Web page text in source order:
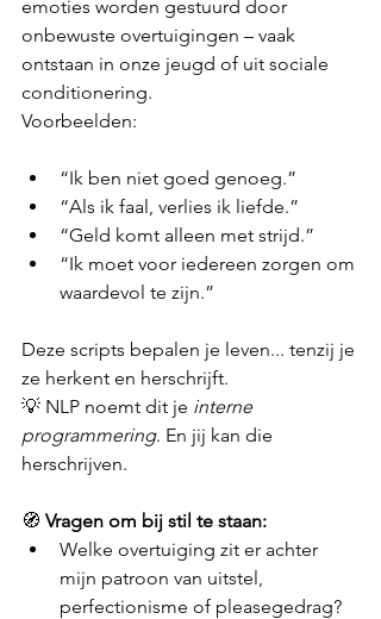
emoties worden gestuurd door
onbewuste overtuigingen – vaak
ontstaan in onze jeugd of uit sociale
conditionering.
Voorbeelden:
“Ik ben niet goed genoeg.”
“Als ik faal, verlies ik liefde.”
“Geld komt alleen met strijd.”
“Ik moet voor iedereen zorgen om
waardevol te zijn.”
Deze scripts bepalen je leven... tenzij je
ze herkent en herschrijft.
💡 NLP noemt dit je interne
programmering. En jij kan die
herschrijven.
🧭 Vragen om bij stil te staan:
Welke overtuiging zit er achter
mijn patroon van uitstel,
perfectionisme of pleasegedrag?